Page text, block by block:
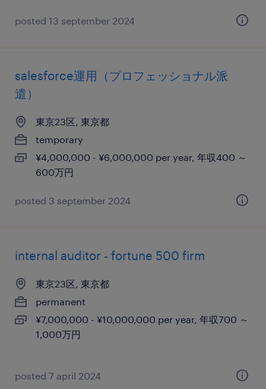
posted 13 september 2024
salesforce運用（プロフェッショナル派
遣）
東京23区, 東京都
temporary
¥4,000,000 - ¥6,000,000 per year, 年収400 ～
600万円
posted 3 september 2024
internal auditor - fortune 500 firm
東京23区, 東京都
permanent
¥7,000,000 - ¥10,000,000 per year, 年収700 ～
1,000万円
posted 7 april 2024